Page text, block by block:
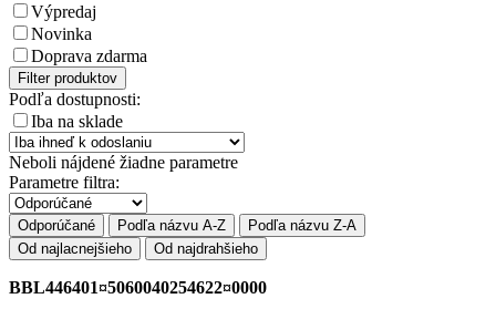
Výpredaj
Novinka
Doprava zdarma
Filter produktov
Podľa dostupnosti:
Iba na sklade
Neboli nájdené žiadne parametre
Parametre filtra:
Odporúčané Podľa názvu A-Z
Podľa názvu Z-A
Od najlacnejšieho
Od najdrahšieho
BBL446401¤5060040254622¤0000